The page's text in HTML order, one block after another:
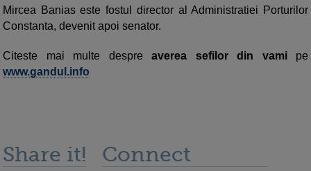
Mircea Banias este fostul director al Administratiei Porturilor
Constanta, devenit apoi senator.
Citeste mai multe despre averea sefilor din vamipe
www.gandul.info
Share it! Connect